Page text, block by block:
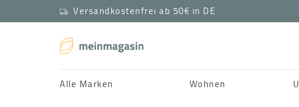
Versandkostenfrei ab 50€ in DE
Alle Marken Wohnen